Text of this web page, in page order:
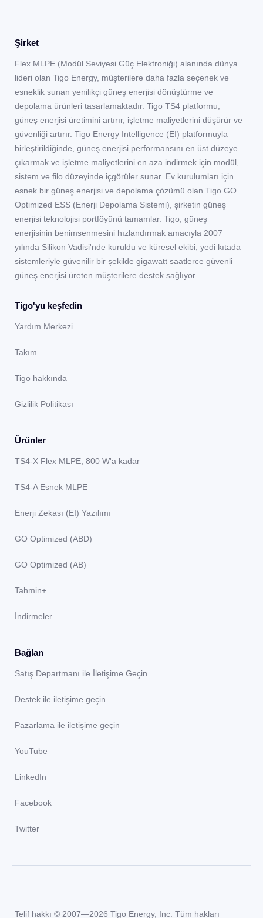
Şirket
Flex MLPE (Modül Seviyesi Güç Elektroniği) alanında dünya
lideri olan Tigo Energy, müşterilere daha fazla seçenek ve
esneklik sunan yenilikçi güneş enerjisi dönüştürme ve
depolama ürünleri tasarlamaktadır. Tigo TS4 platformu,
güneş enerjisi üretimini artırır, işletme maliyetlerini düşürür ve
güvenliği artırır. Tigo Energy Intelligence (EI) platformuyla
birleştirildiğinde, güneş enerjisi performansını en üst düzeye
çıkarmak ve işletme maliyetlerini en aza indirmek için modül,
sistem ve filo düzeyinde içgörüler sunar. Ev kurulumları için
esnek bir güneş enerjisi ve depolama çözümü olan Tigo GO
Optimized ESS (Enerji Depolama Sistemi), şirketin güneş
enerjisi teknolojisi portföyünü tamamlar. Tigo, güneş
enerjisinin benimsenmesini hızlandırmak amacıyla 2007
yılında Silikon Vadisi'nde kuruldu ve küresel ekibi, yedi kıtada
sistemleriyle güvenilir bir şekilde gigawatt saatlerce güvenli
güneş enerjisi üreten müşterilere destek sağlıyor.
Tigo'yu keşfedin
Yardım Merkezi
Takım
Tigo hakkında
Gizlilik Politikası
Ürünler
TS4-X Flex MLPE, 800 W'a kadar
TS4-A Esnek MLPE
Enerji Zekası (EI) Yazılımı
GO Optimized (ABD)
GO Optimized (AB)
Tahmin+
İndirmeler
Bağlan
Satış Departmanı ile İletişime Geçin
Destek ile iletişime geçin
Pazarlama ile iletişime geçin
YouTube
LinkedIn
Facebook
Twitter
Telif hakkı © 2007—2026 Tigo Energy, Inc. Tüm hakları